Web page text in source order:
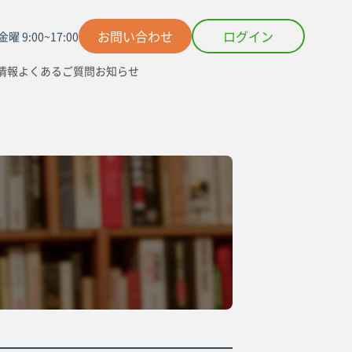
曜 9:00~17:00 お問い合わせ ログイン
報よくあるご質問お知らせ